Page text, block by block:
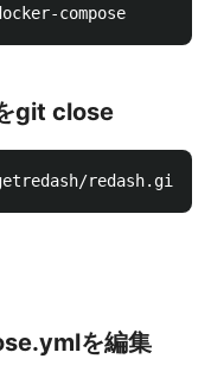
git close
を編集